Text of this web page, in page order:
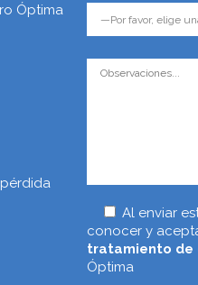
Óptima
Al enviar
conocer y
tratamiento de
Óptima